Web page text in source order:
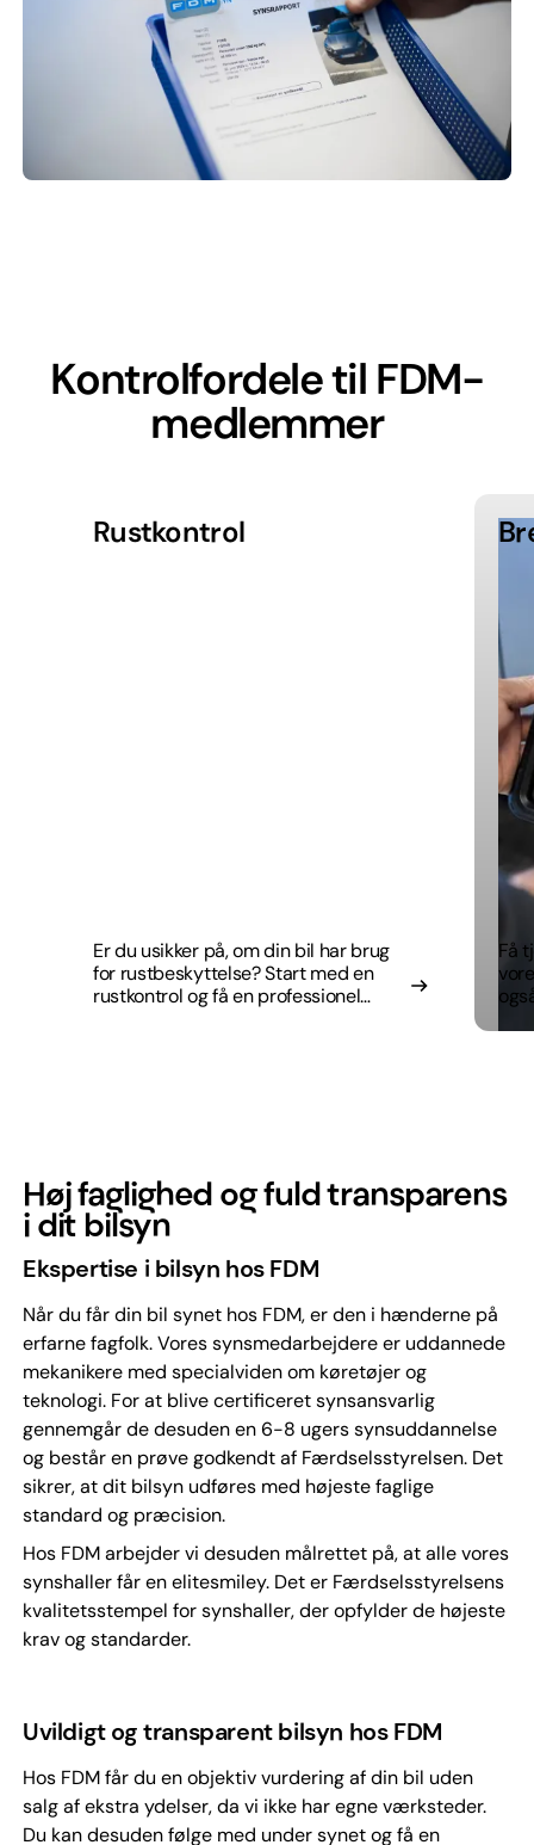
Kontrolfordele til FDM-
medlemmer
Rustkontrol
Er du usikker på, om din bil har brug
for rustbeskyttelse? Start med en
rustkontrol og få en professionel
Få
Høj faglighed og fuld transparens
i dit bilsyn
Ekspertise i bilsyn hos FDM
Når du får din bil synet hos FDM, er den i hænderne på
erfarne fagfolk. Vores synsmedarbejdere er uddannede
mekanikere med specialviden om køretøjer og
teknologi. For at blive certificeret synsansvarlig
gennemgår de desuden en 6-8 ugers synsuddannelse
og består en prøve godkendt af Færdselsstyrelsen. Det
sikrer, at dit bilsyn udføres med højeste faglige
standard og præcision.
Hos FDM arbejder vi desuden målrettet på, at alle vores
synshaller får en elitesmiley. Det er Færdselsstyrelsens
kvalitetsstempel for synshaller, der opfylder de højeste
krav og standarder.
Uvildigt og transparent bilsyn hos FDM
Hos FDM får du en objektiv vurdering af din bil uden
salg af ekstra ydelser, da vi ikke har egne værksteder.
Du kan desuden følge med under synet og få en